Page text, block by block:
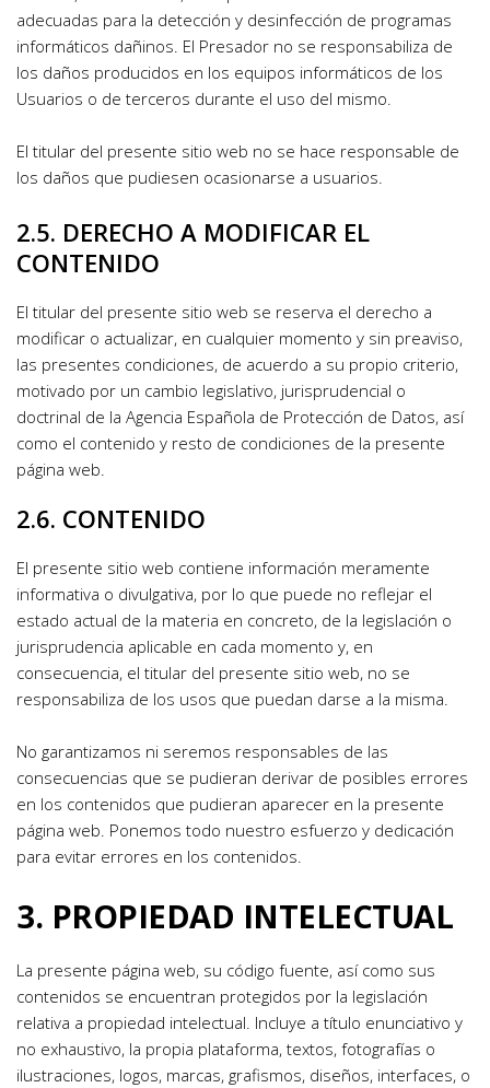
adecuadas para la detección y desinfección de programas
informáticos dañinos. El Presador no se responsabiliza de
los daños producidos en los equipos informáticos de los
Usuarios o de terceros durante el uso del mismo.
El titular del presente sitio web no se hace responsable de
los daños que pudiesen ocasionarse a usuarios.
2.5. DERECHO A MODIFICAR EL
CONTENIDO
El titular del presente sitio web se reserva el derecho a
modificar o actualizar, en cualquier momento y sin preaviso,
las presentes condiciones, de acuerdo a su propio criterio,
motivado por un cambio legislativo, jurisprudencial o
doctrinal de la Agencia Española de Protección de Datos, así
como el contenido y resto de condiciones de la presente
página web.
2.6. CONTENIDO
El presente sitio web contiene información meramente
informativa o divulgativa, por lo que puede no reflejar el
estado actual de la materia en concreto, de la legislación o
jurisprudencia aplicable en cada momento y, en
consecuencia, el titular del presente sitio web, no se
responsabiliza de los usos que puedan darse a la misma.
No garantizamos ni seremos responsables de las
consecuencias que se pudieran derivar de posibles errores
en los contenidos que pudieran aparecer en la presente
página web. Ponemos todo nuestro esfuerzo y dedicación
para evitar errores en los contenidos.
3. PROPIEDAD INTELECTUAL
La presente página web, su código fuente, así como sus
contenidos se encuentran protegidos por la legislación
relativa a propiedad intelectual. Incluye a título enunciativo y
no exhaustivo, la propia plataforma, textos, fotografías o
ilustraciones, logos, marcas, grafismos, diseños, interfaces, o